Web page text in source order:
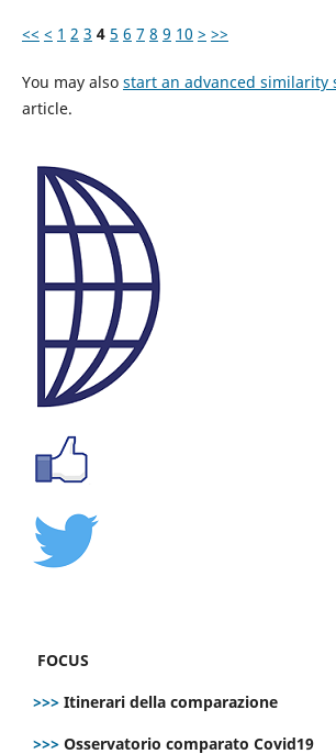
<< < 1 2 3 4 5 6 7 8 9 10 > >>
You may also start an advanced similarity
article.
FOCUS
>>> Itinerari della comparazione
>>> Osservatorio comparato Covid19